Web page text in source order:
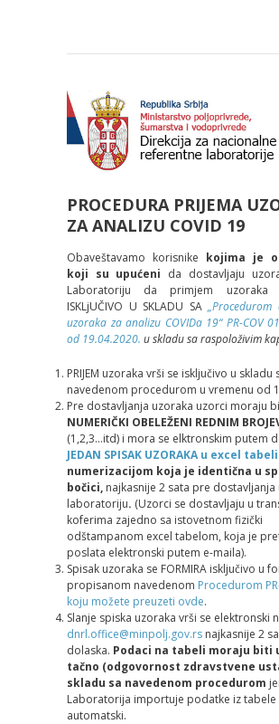
PROCEDURA PRIJEMA
ZA ANALIZU COVID 19
Obaveštavamo korisnike kojima je
koji su upućeni da dostavlјaju
Laboratoriju da primjem uzoraka
ISKLjUČIVO U SKLADU SA„Procedurom
uzoraka za analizu COVIDa 19“ PR-COV
od 19.04.2020. u skladu sa raspoloživim
PRIJEM uzoraka vrši se isklјučivo u skladu
navedenom procedurom u vremenu od
Pre dostavlјanja uzoraka uzorci moraju
NUMERIČKI OBELEŽENI REDNIM
(1,2,3…itd) i mora se elktronskim putem
JEDAN SPISAK UZORAKA u excel tabeli
numerizacijom koja je identična u
bočici, najkasnije 2 sata pre dostavlјanja
laboratoriju. (Uzorci se dostavlјaju u
koferima zajedno sa istovetnom fizički
odštampanom excel tabelom, koja je
poslata elektronski putem e-maila).
Spisak uzoraka se FORMIRA isklјučivo u
propisanom navedenom Procedurom
koju možete preuzeti ovde.
Slanje spiska uzoraka vrši se elektronski
dnrl.office@minpolj.gov.rs najkasnije 2
dolaska. Podaci na tabeli moraju biti
tačno (odgovornost zdravstvene
skladu sa navedenom procedurom
Laboratorija importuje podatke iz tabele
automatski.